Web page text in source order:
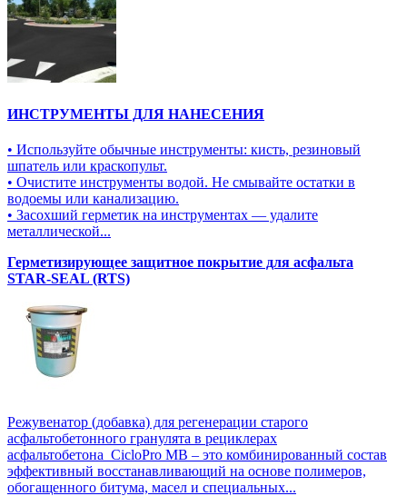
ИНСТРУМЕНТЫ ДЛЯ НАНЕСЕНИЯ
• Используйте обычные инструменты: кисть, резиновый
шпатель или краскопульт.
• Очистите инструменты водой. Не смывайте остатки в
водоемы или канализацию.
• Засохший герметик на инструментах — удалите
металлической...
Герметизирующее защитное покрытие для асфальта
STAR-SEAL (RTS)
Режувенатор (добавка) для регенерации старого
асфальтобетонного гранулята в рециклерах
асфальтобетона CicloPro MB – это комбинированный состав
эффективный восстанавливающий на основе полимеров,
обогащенного битума, масел и специальных...